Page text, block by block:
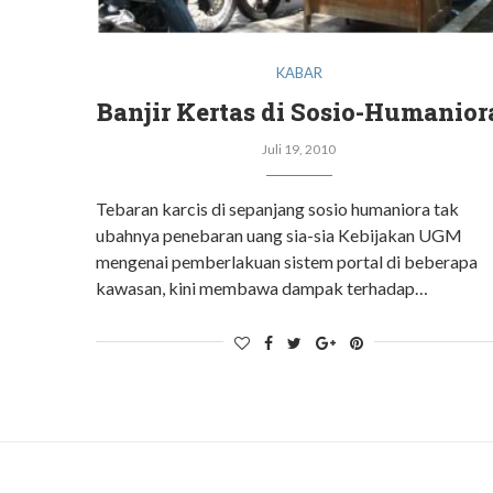
KABAR
Banjir Kertas di Sosio-
Juli 19, 2010
Tebaran karcis di sepanjang sosio humaniora tak
ubahnya penebaran uang sia-sia Kebijakan UGM
mengenai pemberlakuan sistem portal di beberapa
kawasan, kini membawa dampak terhadap…